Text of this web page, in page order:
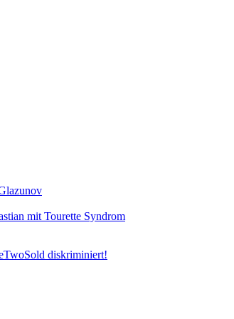
mit Tourette Syndrom
diskriminiert!